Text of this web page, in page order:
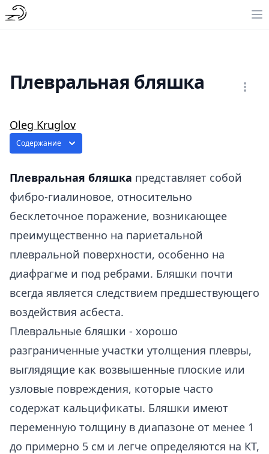
Плевральная бляшка
Oleg Kruglov
Содержание
Плевральная бляшка представляет собой
фибро-гиалиновое, относительно
бесклеточное поражение, возникающее
преимущественно на париетальной
плевральной поверхности, особенно на
диафрагме и под ребрами. Бляшки почти
всегда является следствием предшествующего
воздействия асбеста.
Плевральные бляшки - хорошо
разграниченные участки утолщения плевры,
выглядящие как возвышенные плоские или
узловые повреждения, которые часто
содержат кальцификаты. Бляшки имеют
переменную толщину в диапазоне от менее 1
до примерно 5 см и легче определяются на КТ,